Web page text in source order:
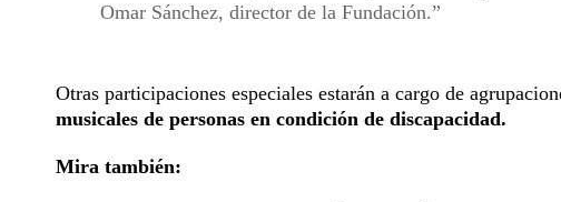
Omar Sánchez, director de la Fundación.
Otras participaciones especiales estarán a cargo de
musicales de personas en condición de discapacidad.
Mira también: